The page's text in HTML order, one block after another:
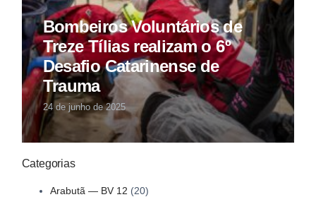
Bombeiros Voluntários de
Treze Tílias realizam o 6º
Desafio Catarinense de
Trauma
24 de junho de 2025
Categorias
Arabutã — BV 12 (20)